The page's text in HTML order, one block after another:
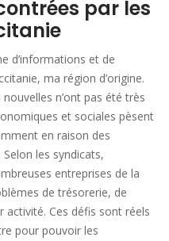
par les
d’informations et de
ma région d’origine.
n’ont pas été très
et sociales pèsent
en raison des
les syndicats,
entreprises de la
de trésorerie, de
Ces défis sont réels
pour pouvoir les